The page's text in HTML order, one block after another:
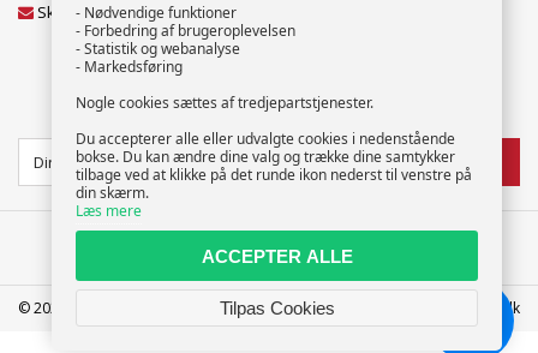
© 2025 XL-Møbler ApS | CVR: 39586207 | FREDERICIA | info@xl-mobler.dk
Skriv til vores kundeservice
NYHEDSBREV
TILMELD
- Nødvendige funktioner
- Forbedring af brugeroplevelsen
- Statistik og webanalyse
- Markedsføring
Nogle cookies sættes af tredjepartstjenester.
Du accepterer alle eller udvalgte cookies i nedenstående
bokse. Du kan ændre dine valg og trække dine samtykker
tilbage ved at klikke på det runde ikon nederst til venstre på
din skærm.
Læs mere
ACCEPTER ALLE
Tilpas Cookies